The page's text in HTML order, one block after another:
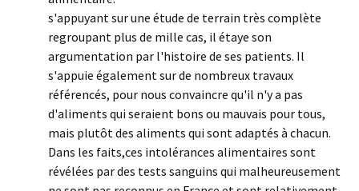
s'appuyant sur une étude de terrain très complète
regroupant plus de mille cas, il étaye son
argumentation par l'histoire de ses patients. Il
s'appuie également sur de nombreux travaux
référencés, pour nous convaincre qu'il n'y a pas
d'aliments qui seraient bons ou mauvais pour tous,
mais plutôt des aliments qui sont adaptés à chacun.
Dans les faits,ces intolérances alimentaires sont
révélées par des tests sanguins qui malheureusement